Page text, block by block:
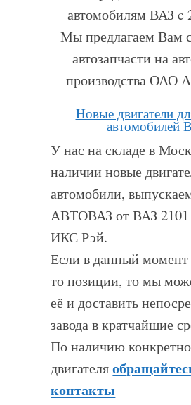
автомобилям ВАЗ c
Мы предлагаем Вам
автозапчасти на
производства ОАО
Hовые двигатели
автомобилей
У нас на складе в
наличии новые
автомобили,
АВТОВАЗ от ВАЗ 2101
ИКС Рэй.
Если в данный момент
то позиции, то мы
её и доставить
завода в кратчайшие
По наличию
двигателя
контакты